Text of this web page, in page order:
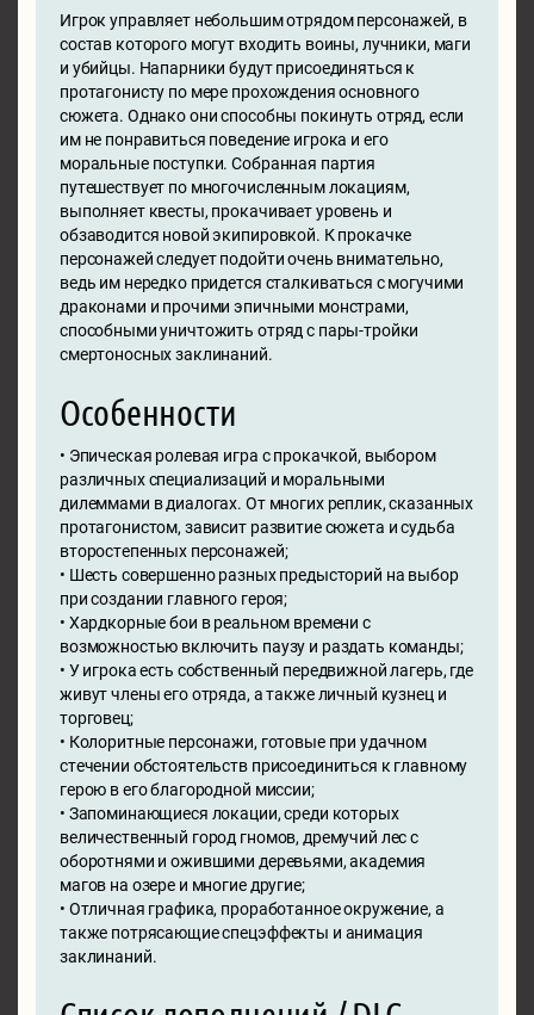
Игрок управляет небольшим отрядом персонажей, в
состав которого могут входить воины, лучники, маги
и убийцы. Напарники будут присоединяться к
протагонисту по мере прохождения основного
сюжета. Однако они способны покинуть отряд, если
им не понравиться поведение игрока и его
моральные поступки. Собранная партия
путешествует по многочисленным локациям,
выполняет квесты, прокачивает уровень и
обзаводится новой экипировкой. К прокачке
персонажей следует подойти очень внимательно,
ведь им нередко придется сталкиваться с могучими
драконами и прочими эпичными монстрами,
способными уничтожить отряд с пары-тройки
смертоносных заклинаний.
Особенности
• Эпическая ролевая игра с прокачкой, выбором
различных специализаций и моральными
дилеммами в диалогах. От многих реплик, сказанных
протагонистом, зависит развитие сюжета и судьба
второстепенных персонажей;
• Шесть совершенно разных предысторий на выбор
при создании главного героя;
• Хардкорные бои в реальном времени с
возможностью включить паузу и раздать команды;
• У игрока есть собственный передвижной лагерь, где
живут члены его отряда, а также личный кузнец и
торговец;
• Колоритные персонажи, готовые при удачном
стечении обстоятельств присоединиться к главному
герою в его благородной миссии;
• Запоминающиеся локации, среди которых
величественный город гномов, дремучий лес с
оборотнями и ожившими деревьями, академия
магов на озере и многие другие;
• Отличная графика, проработанное окружение, а
также потрясающие спецэффекты и анимация
заклинаний.